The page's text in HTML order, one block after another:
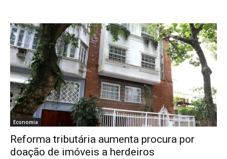
Economia
Reforma tributária aumenta procura por
doação de imóveis a herdeiros